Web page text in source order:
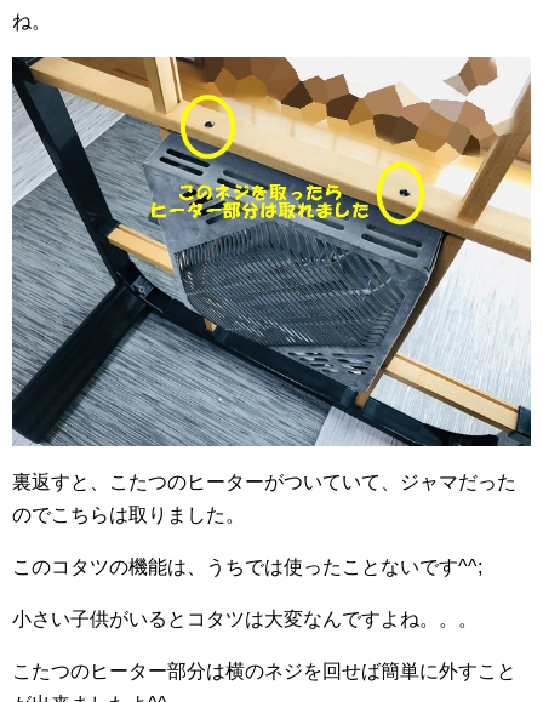
ね。
裏返すと、こたつのヒーターがついていて、ジャマだった
のでこちらは取りました。
このコタツの機能は、うちでは使ったことないです^^;
小さい子供がいるとコタツは大変なんですよね。。。
こたつのヒーター部分は横のネジを回せば簡単に外すこと